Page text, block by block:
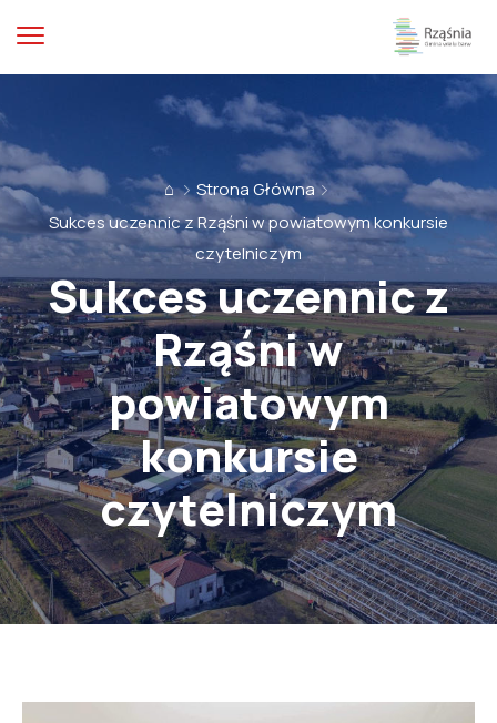
⌂
Strona Główna
Sukces uczennic z Rząśni w powiatowym konkursie
czytelniczym
Sukces uczennic z
Rząśni w
powiatowym
konkursie
czytelniczym